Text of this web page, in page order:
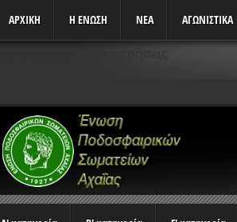
ΑΡΧΙΚΗ Η ΕΝΩΣΗ ΝΕΑ ΑΓΩΝΙΣΤΙΚΆ